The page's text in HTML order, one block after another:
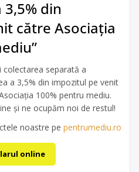
din
către Asociația
colectarea separată a
a 3,5% din impozitul pe venit
100% pentru mediu.
și ne ocupăm noi de restul!
noastre pe pentrumediu.ro
online